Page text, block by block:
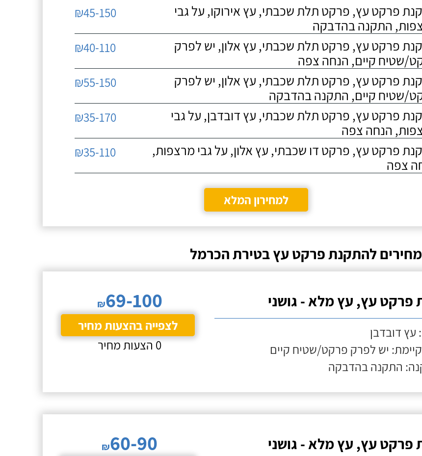
פרקט עץ, פרקט תלת שכבתי, עץ אירוקו, על גבי
התקנה בהדבקה
₪45-150
פרקט עץ, פרקט תלת שכבתי, עץ אלון, יש לפרק
שטיח קיים, הנחה צפה
₪40-110
פרקט עץ, פרקט תלת שכבתי, עץ אלון, יש לפרק
שטיח קיים, התקנה בהדבקה
₪55-150
פרקט עץ, פרקט תלת שכבתי, עץ דובדבן, על גבי
הנחה צפה
₪35-170
פרקט עץ, פרקט דו שכבתי, עץ אלון, על גבי מרצפות,
צפה
₪35-110
למחירון המלא
להתקנת פרקט עץ בטירת הכרמל
פרקט עץ, עץ מלא - גושני
עץ דובדבן
יש לפרק פרקט/שטיח קיים
התקנה בהדבקה
₪69-100
לצפייה בהצעות מחיר
0 הצעות מחיר
פרקט עץ, עץ מלא - גושני ₪60-90